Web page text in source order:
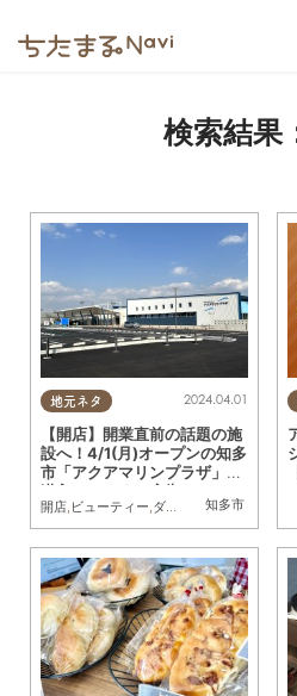
検索結果
地元ネタ
知多市
2024.04.01
【開店】開業直前の話題の施
設へ！4/1(月)オープンの知多
市「アクアマリンプラザ」に
潜入／ちたまる広告
開店 ビューティー ダイエット ,健康